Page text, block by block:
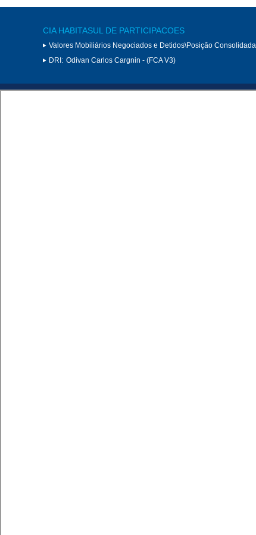
CIA HABITASUL DE PARTICIPACOES
Valores Mobiliários Negociados e Detidos\Posição Consolidada
DRI: Odivan Carlos Cargnin - (FCA V3)